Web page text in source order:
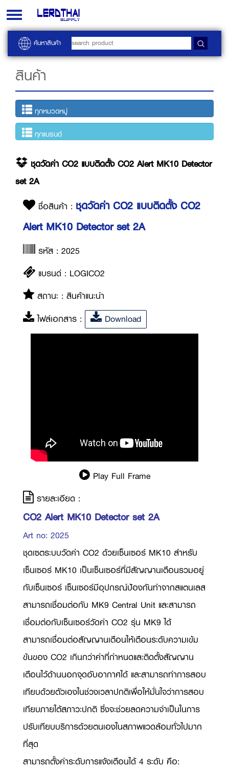
Toggle
navigation
ค้นหาสินค้า
สินค้า
ทุกหมวดหมู่
ทุกแบรนด์
ชุดวัดค่า CO2 แบบติดตั้ง CO2 Alert MK10 Detector
set 2A
ชื่อสินค้า : ชุดวัดค่า CO2 แบบติดตั้ง CO2
Alert MK10 Detector set 2A
รหัส : 2025
แบรนด์ : LOGICO2
สถานะ : สินค้าแนะนำ
ไฟล์เอกสาร :
Download
Play Full Frame
รายละเอียด :
CO2 Alert MK10 Detector set 2A
Art no: 2025
ชุดเซตระบบวัดค่า CO2 ด้วยเซ็นเซอร์ MK10 สำหรับ
เซ็นเซอร์ MK10 เป็นเซ็นเซอร์ที่มีสัญญานเตือนรวมอยู่
กับเซ็นเซอร์ เซ็นเซอร์มีอุปกรณ์ป้องกันทำจากสแตนเลส
สามารถเชื่อมต่อกับ MK9 Central Unit และสามารถ
เชื่อมต่อกับเซ็นเซอร์วัดค่า CO2 รุ่น MK9 ได้
สามารถเชื่อมต่อสัญญานเตือนให้เตือนระดับความเข้ม
ข้นของ CO2 เกินกว่าค่าที่กำหนดและติดตั้งสัญญาน
เตือนไว้ด้านนอกจุดอับอากาศได้ และสามารถทำการสอบ
เทียบด้วยตัวเองในช่วงเวลาปกติเพื่อให้มั่นใจว่าการสอบ
เทียบภายใต้สภาวะปกติ ซึ่งจะช่วยลดความจำเป็นในการ
ปรับเทียบบริการด้วยตนเองในสภาพแวดล้อมทั่วไปมาก
ที่สุด
สามารถตั้งค่าระดับการแจ้งเตือนได้ 4 ระดับ คือ: